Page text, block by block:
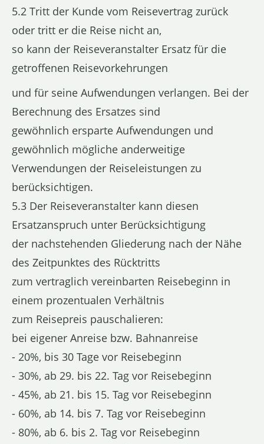
5.2 Tritt der Kunde vom Reisevertrag zurück
oder tritt er die Reise nicht an,
so kann der Reiseveranstalter Ersatz für die
getroffenen Reisevorkehrungen
und für seine Aufwendungen verlangen. Bei der
Berechnung des Ersatzes sind
gewöhnlich ersparte Aufwendungen und
gewöhnlich mögliche anderweitige
Verwendungen der Reiseleistungen zu
berücksichtigen.
5.3 Der Reiseveranstalter kann diesen
Ersatzanspruch unter Berücksichtigung
der nachstehenden Gliederung nach der Nähe
des Zeitpunktes des Rücktritts
zum vertraglich vereinbarten Reisebeginn in
einem prozentualen Verhältnis
zum Reisepreis pauschalieren:
bei eigener Anreise bzw. Bahnanreise
- 20%, bis 30 Tage vor Reisebeginn
- 30%, ab 29. bis 22. Tag vor Reisebeginn
- 45%, ab 21. bis 15. Tag vor Reisebeginn
- 60%, ab 14. bis 7. Tag vor Reisebeginn
- 80%, ab 6. bis 2. Tag vor Reisebeginn